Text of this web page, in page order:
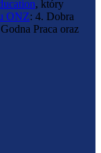
, który
ONZ: 4. Dobra
Praca oraz